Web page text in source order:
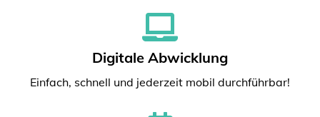
Digitale Abwicklung
Einfach, schnell und jederzeit mobil durchführbar!